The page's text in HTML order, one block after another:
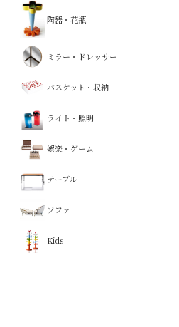
陶器・花瓶
ミラー・ドレッサー
バスケット・収納
ライト・照明
娯楽・ゲーム
テーブル
ソファ
Kids